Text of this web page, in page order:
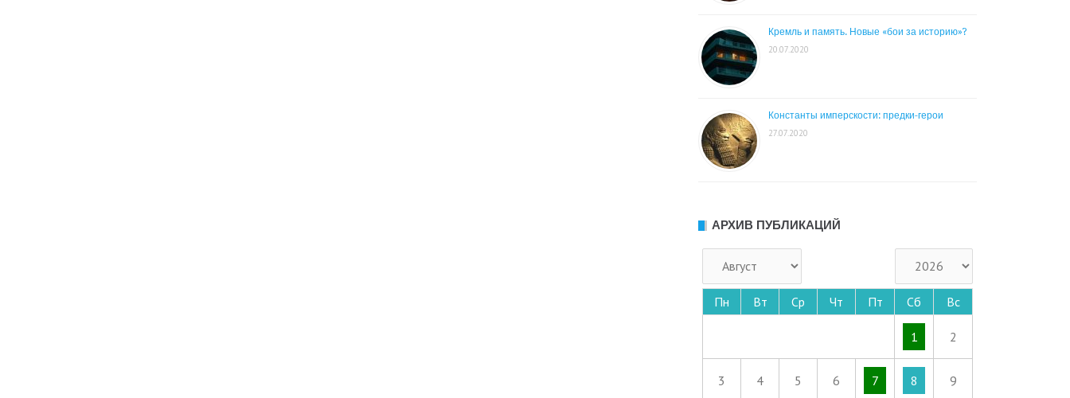
Кремль и память. Новые «бои за историю»?
20.07.2020
Константы имперскости: предки-герои
27.07.2020
АРХИВ ПУБЛИКАЦИЙ
Пн Вт Ср Чт Пт Сб Вс
1 2
3 4 5 6 7 8 9